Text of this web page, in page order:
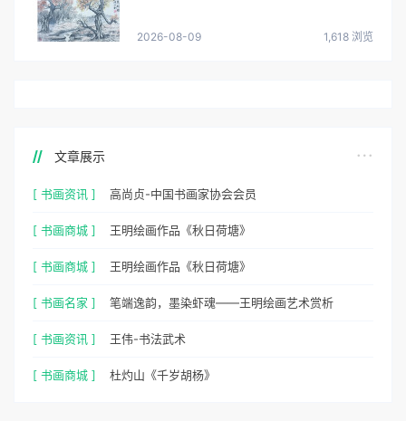
2026-08-09 1,618 浏览
文章展示
[ 书画资讯 ] 高尚贞-中国书画家协会会员
[ 书画商城 ] 王明绘画作品《秋日荷塘》
[ 书画商城 ] 王明绘画作品《秋日荷塘》
[ 书画名家 ] 笔端逸韵，墨染虾魂——王明绘画艺术赏析
[ 书画资讯 ] 王伟-书法武术
[ 书画商城 ] 杜灼山《千岁胡杨》